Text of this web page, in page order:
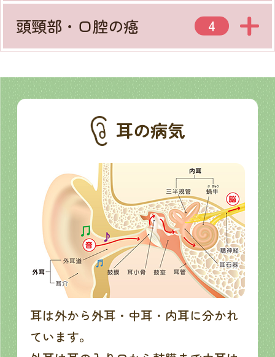
頭頸部・口腔の癌 4
耳の病気
耳は外から外耳・中耳・内耳に分かれ
ています。